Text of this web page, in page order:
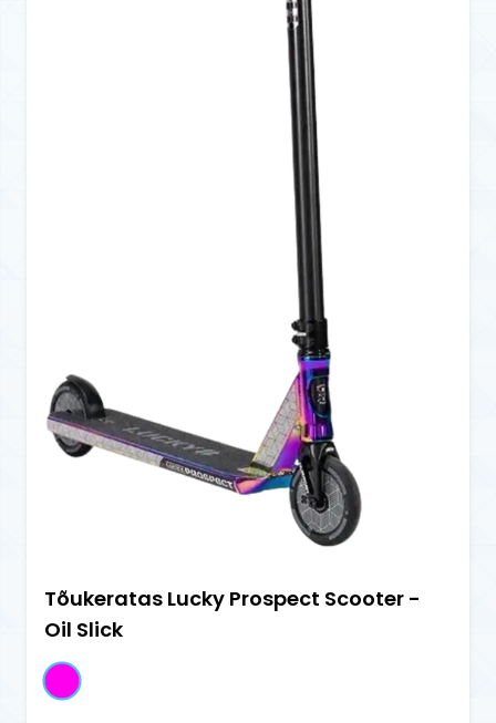
Tõukeratas Lucky Prospect Scooter -
Oil Slick